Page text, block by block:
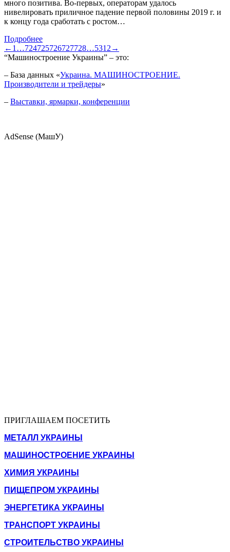
много позитива. Во-первых, операторам удалось
нивелировать приличное падение первой половины 2019 г. и
к концу года сработать с ростом…
Подробнее
← 1 …724725726727728…5312 →
“Машиностроение Украины” – это:
– База данных «Украина. МАШИНОСТРОЕНИЕ.
Производители и трейдеры»
– Выставки, ярмарки, конференции
AdSense (МашУ)
ПРИГЛАШАЕМ ПОСЕТИТЬ
МЕТАЛЛ УКРАИНЫ
МАШИНОСТРОЕНИЕ УКРАИНЫ
ХИМИЯ УКРАИНЫ
ПИЩЕПРОМ УКРАИНЫ
ЭНЕРГЕТИКА УКРАИНЫ
ТРАНСПОРТ УКРАИНЫ
СТРОИТЕЛЬСТВО УКРАИНЫ